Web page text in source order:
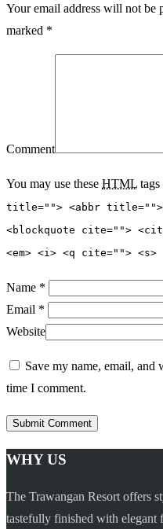
Your email address will not be
marked *
Comment
You may use these HTML tags
title=""> <abbr title="">
<blockquote cite="">
<em> <i> <q cite="">
Name *
Email *
Website
Save my name, email, and
time I comment.
WHY US
The Trawangan Resort offers
tastefully finished with elegant